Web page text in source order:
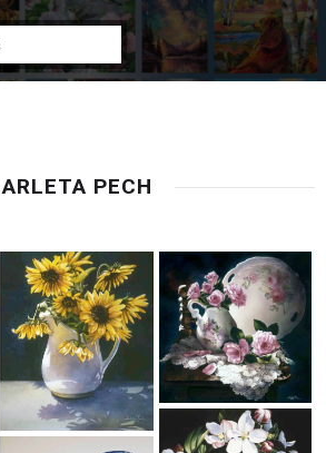
ARLETA PECH